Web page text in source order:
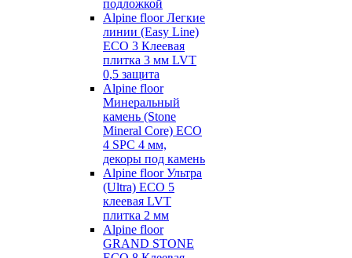
подложкой
Alpine floor Легкие
линии (Easy Line)
ECO 3 Клеевая
плитка 3 мм LVT
0,5 защита
Alpine floor
Минеральный
камень (Stone
Mineral Core) ECO
4 SPC 4 мм,
декоры под камень
Alpine floor Ультра
(Ultra) ECO 5
клеевая LVT
плитка 2 мм
Alpine floor
GRAND STONE